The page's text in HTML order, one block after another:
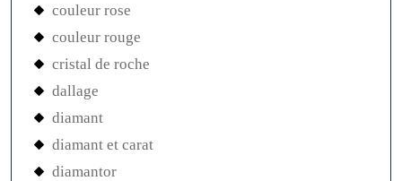
couleur rose
couleur rouge
cristal de roche
dallage
diamant
diamant et carat
diamantor